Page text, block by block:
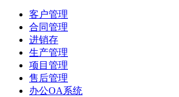
客户管理
合同管理
进销存
生产管理
项目管理
售后管理
办公OA系统